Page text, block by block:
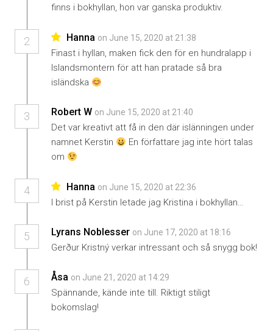
finns i bokhyllan, hon var ganska produktiv.
2 Hanna on June 15, 2020 at 21:38
Finast i hyllan, maken fick den för en hundralapp i
Islandsmontern för att han pratade så bra
isländska
3 Robert W on June 15, 2020 at 21:40
Det var kreativt att få in den där islänningen under
namnet Kerstin
En författare jag inte hört talas
om
4 Hanna on June 15, 2020 at 22:36
I brist på Kerstin letade jag Kristina i bokhyllan…
5 Lyrans Noblesser on June 17, 2020 at 18:16
Gerður Kristný verkar intressant och så snygg bok!
6 Åsa on June 21, 2020 at 14:29
Spännande, kände inte till. Riktigt stiligt
bokomslag!